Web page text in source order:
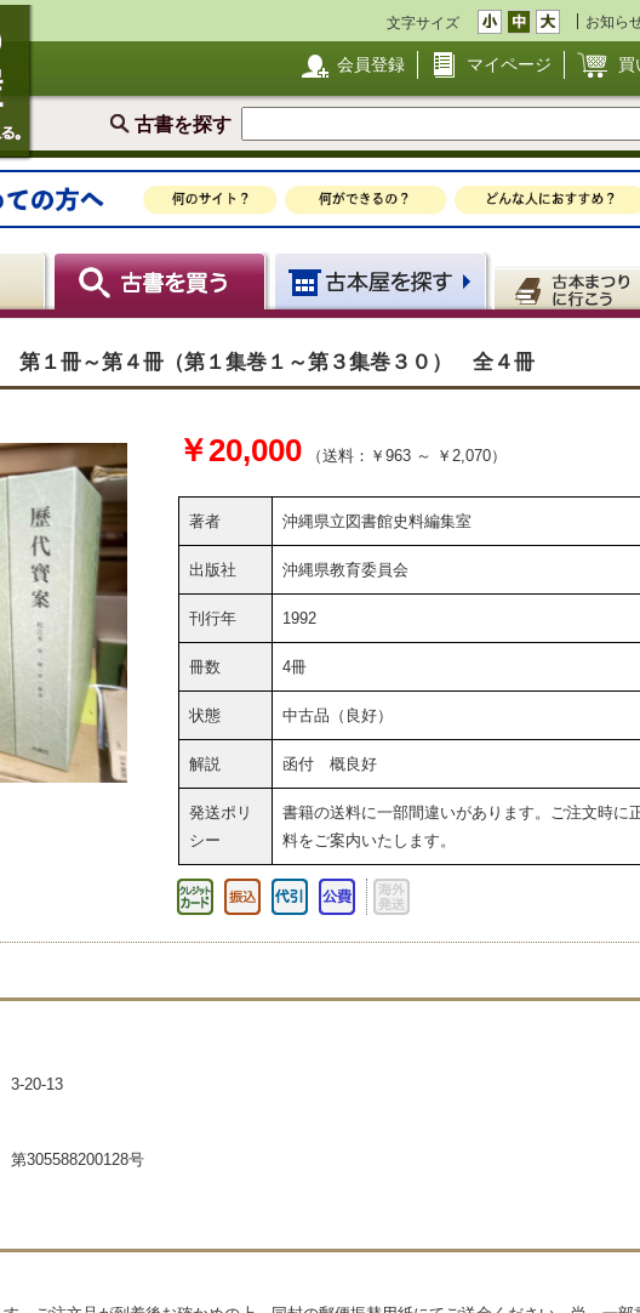
文字サイズ お知ら
会員登録 マイページ 買
古書を探す
１冊～第４冊（第１集巻１～第３集巻３０） 全４冊
￥20,000 （送料：￥963 ～ ￥2,070）
著者 沖縄県立図書館史料編集室
出版社 沖縄県教育委員会
刊行年 1992
冊数 4冊
状態 中古品（良好）
解説 函付 概良好
発送ポリ
シー
書籍の送料に一部間違いがあります。ご注文時に
料をご案内いたします。
3-20-13
305588200128号